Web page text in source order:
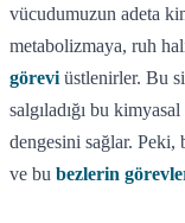
vücudumuzun adeta
metabolizmaya, ruh
görevi üstlenirler. Bu
salgıladığı bu
dengesini sağlar. Peki,
ve bu bezlerin